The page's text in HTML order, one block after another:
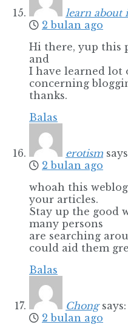
learn about
2 bulan ago
Hi there, yup this
and
I have learned
concerning
thanks.
Balas
erotism
2 bulan ago
whoah this
your articles.
Stay up the good
many persons
are searching
could aid them
Balas
Chong says:
2 bulan ago